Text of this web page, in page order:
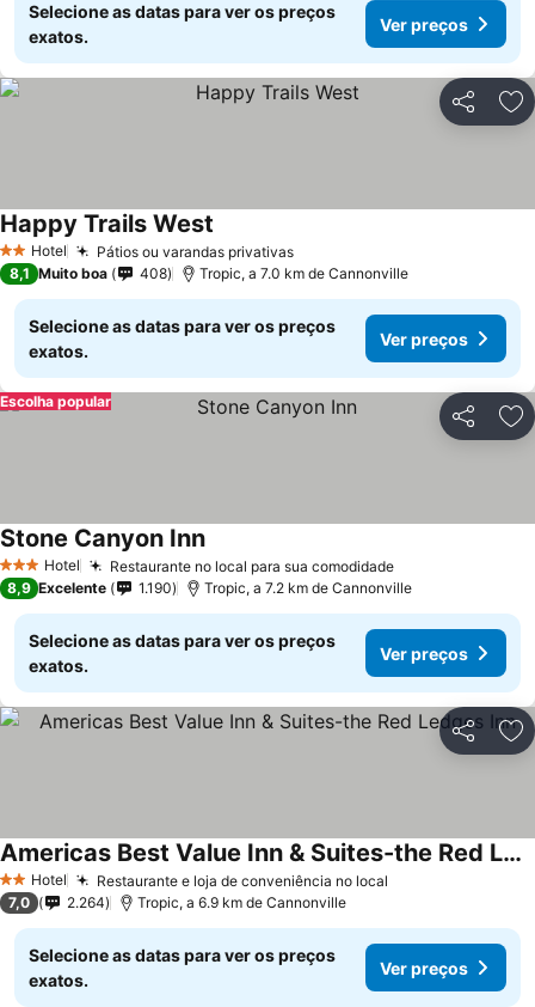
Selecione as datas para ver os preços
exatos.
Ver preços
Partilhar
2 Estrelas
Hotel Pátios ou varandas privativas
Happy Trails West
8,1 Muito boa 408 Tropic, a 7.0 km de Cannonville
Selecione as datas para ver os preços
exatos.
Ver preços
Partilhar
Escolha popular
3 EstrelasHotel Restaurante no local para sua comodidade
Stone Canyon Inn
8,9 Excelente 1.190 Tropic, a 7.2 km de Cannonville
Selecione as datas para ver os preços
exatos.
Ver preços
Partilhar
2 Estrelas
Hotel Restaurante e loja de conveniência no local
Americas Best Value Inn & Suites-the Red Ledges Inn
7,0 2.264 Tropic, a 6.9 km de Cannonville
Selecione as datas para ver os preços
exatos.
Ver preços